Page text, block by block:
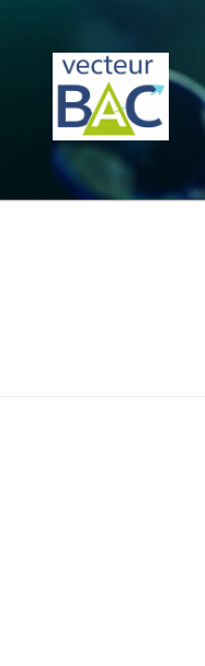
contenu
principal